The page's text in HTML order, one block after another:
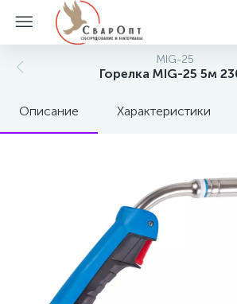
MIG-25
Горелка MIG-25 5м
Описание Характеристики